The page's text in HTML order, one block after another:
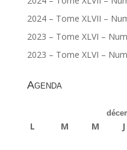
2024 – Tome XLVII –
2023 – Tome XLVI –
2023 – Tome XLVI –
Agenda
L M M J